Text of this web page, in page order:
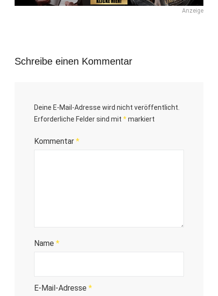
Anzeige
Schreibe einen Kommentar
Deine E-Mail-Adresse wird nicht veröffentlicht.
Erforderliche Felder sind mit *markiert
Kommentar *
Name *
E-Mail-Adresse *